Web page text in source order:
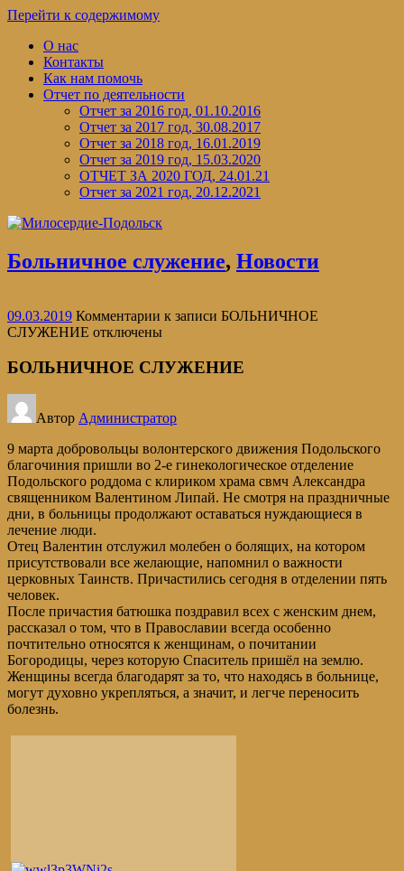
Перейти к содержимому
О нас
Контакты
Как нам помочь
Отчет по деятельности
Отчет за 2016 год, 01.10.2016
Отчет за 2017 год, 30.08.2017
Отчет за 2018 год, 16.01.2019
Отчет за 2019 год, 15.03.2020
ОТЧЕТ ЗА 2020 ГОД, 24.01.21
Отчет за 2021 год, 20.12.2021
Больничное служение, Новости
09.03.2019 Комментарии к записи БОЛЬНИЧНОЕ
СЛУЖЕНИЕ отключены
БОЛЬНИЧНОЕ СЛУЖЕНИЕ
Автор Администратор
9 марта добровольцы волонтерского движения Подольского
благочиния пришли во 2-е гинекологическое отделение
Подольского роддома с клириком храма свмч Александра
священником Валентином Липай. Не смотря на праздничные
дни, в больницы продолжают оставаться нуждающиеся в
лечение люди.
Отец Валентин отслужил молебен о болящих, на котором
присутствовали все желающие, напомнил о важности
церковных Таинств. Причастились сегодня в отделении пять
человек.
После причастия батюшка поздравил всех с женским днем,
рассказал о том, что в Православии всегда особенно
почтительно относятся к женщинам, о почитании
Богородицы, через которую Спаситель пришёл на землю.
Женщины всегда благодарят за то, что находясь в больнице,
могут духовно укрепляться, а значит, и легче переносить
болезнь.